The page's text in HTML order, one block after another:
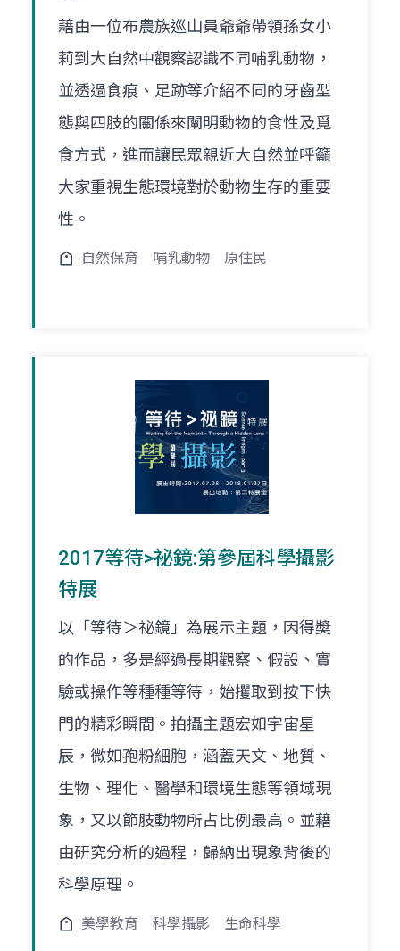
藉由一位布農族巡山員爺爺帶領孫女小
莉到大自然中觀察認識不同哺乳動物，
並透過食痕、足跡等介紹不同的牙齒型
態與四肢的關係來闡明動物的食性及覓
食方式，進而讓民眾親近大自然並呼籲
大家重視生態環境對於動物生存的重要
性。
自然保育 哺乳動物 原住民
2017等待>祕鏡:第參屆科學攝影
特展
以「等待＞祕鏡」為展示主題，因得奬
的作品，多是經過長期觀察、假設、實
驗或操作等種種等待，始攫取到按下快
門的精彩瞬間。拍攝主題宏如宇宙星
辰，微如孢粉細胞，涵蓋天文、地質、
生物、理化、醫學和環境生態等領域現
象，又以節肢動物所占比例最高。並藉
由研究分析的過程，歸納出現象背後的
科學原理。
美學教育 科學攝影 生命科學